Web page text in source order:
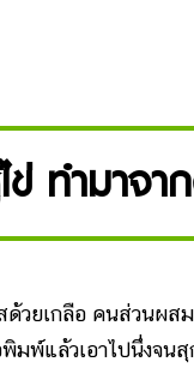
ข่ ทํามาจา
ยเกลือ คนส่วนผสม
มพ์แล้วเอาไปนึ่งจ